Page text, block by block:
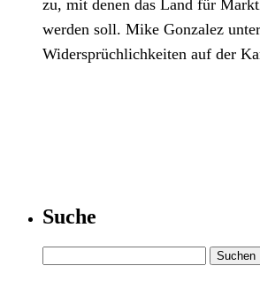
zu, mit denen das Land für
werden soll. Mike Gonzalez
Widersprüchlichkeiten auf der
Suche
nach: